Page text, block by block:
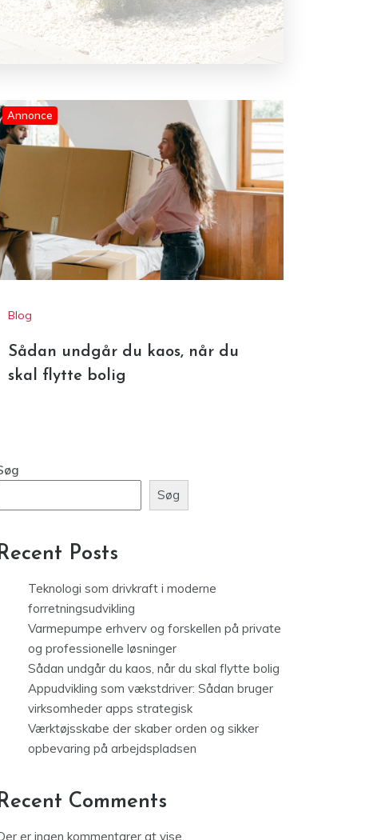
Annonce
Blog
skal flytte bolig
forretningsudvikling
og professionelle løsninger
Sådan undgår du kaos, når du skal flytte bolig
Appudvikling som vækstdriver: Sådan bruger
virksomheder apps strategisk
Værktøjsskabe der skaber orden og sikker
opbevaring på arbejdspladsen
Recent Comments